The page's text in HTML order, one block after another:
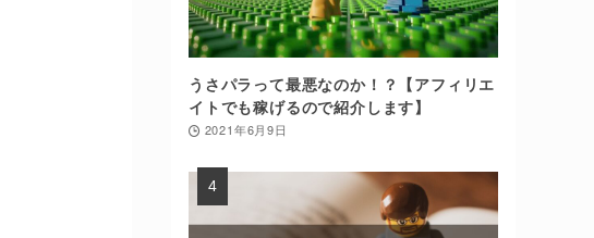
うさパラって最悪なのか！？【アフィリエ
イトでも稼げるので紹介します】
2021年6月9日